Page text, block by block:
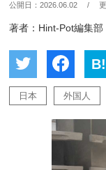
公開日：2026.06.02 /
著者：Hint-Pot編集部
B!
日本 外国人